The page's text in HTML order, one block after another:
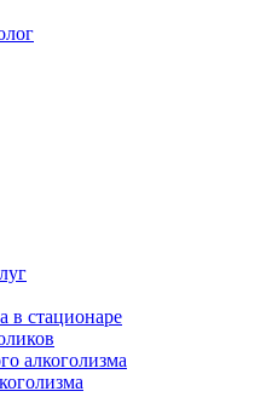
в стационаре
алкоголизма